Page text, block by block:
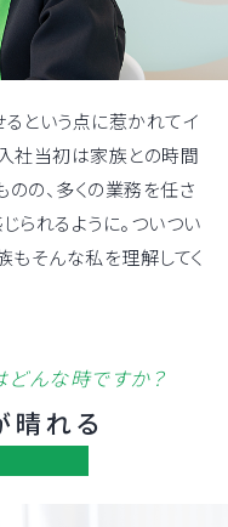
という点に惹かれてイ
社当初は家族との時間
の、多くの業務を任さ
られるように。ついつい
もそんな私を理解してく
んな時ですか？
晴れる